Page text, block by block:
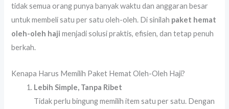
tidak semua orang punya banyak waktu dan anggaran besar
untuk membeli satu per satu oleh-oleh. Di sinilah paket hemat
oleh-oleh haji menjadi solusi praktis, efisien, dan tetap penuh
berkah.
Kenapa Harus Memilih Paket Hemat Oleh-Oleh Haji?
Lebih Simple, Tanpa Ribet
Tidak perlu bingung memilih item satu per satu. Dengan